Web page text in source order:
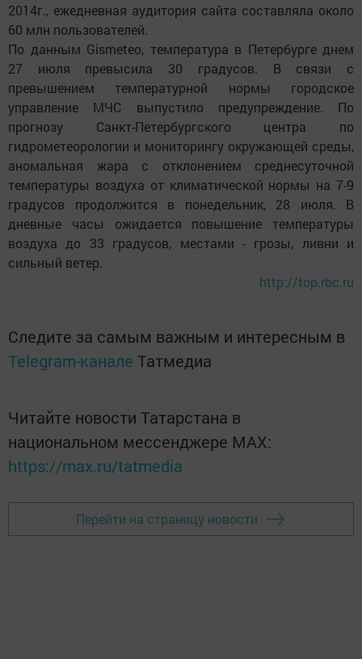
2014г., ежедневная аудитория сайта составляла около
60 млн пользователей.
По данным Gismeteo, температура в Петербурге днем
27 июля превысила 30 градусов. В связи с
превышением температурной нормы городское
управление МЧС выпустило предупреждение. По
прогнозу Санкт-Петербургского центра по
гидрометеорологии и мониторингу окружающей среды,
аномальная жара с отклонением среднесуточной
температуры воздуха от климатической нормы на 7-9
градусов продолжится в понедельник, 28 июля. В
дневные часы ожидается повышение температуры
воздуха до 33 градусов, местами - грозы, ливни и
сильный ветер.
http://top.rbc.ru
Следите за самым важным и интересным в
Telegram-канале Татмедиа
Читайте новости Татарстана в
национальном мессенджере MАХ:
https://max.ru/tatmedia
Перейти на страницу новости